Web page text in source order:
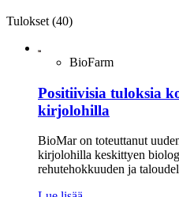
Tulokset (40)
BioFarm
Positiivisia tuloksia
kirjolohilla
BioMar on toteuttanut
kirjolohilla keskittyen
rehutehokkuuden ja